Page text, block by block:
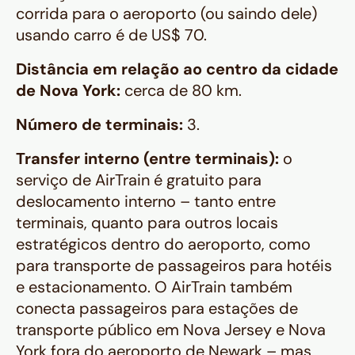
corrida para o aeroporto (ou saindo dele)
usando carro é de US$ 70.
Distância em relação ao centro da cidade
de Nova York: cerca de 80 km.
Número de terminais: 3.
Transfer interno (entre terminais): o
serviço de AirTrain é gratuito para
deslocamento interno – tanto entre
terminais, quanto para outros locais
estratégicos dentro do aeroporto, como
para transporte de passageiros para hotéis
e estacionamento. O AirTrain também
conecta passageiros para estações de
transporte público em Nova Jersey e Nova